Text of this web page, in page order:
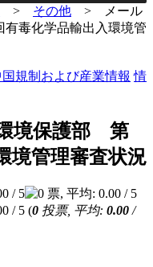
> その他 >
メール
毒化学品輸出入環境管
国規制および産業情報 情
境保護部 第
境管理審査状況
(0 投票, 平均: 0.00 /